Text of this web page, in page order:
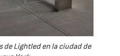
de Lightled en la ciudad de